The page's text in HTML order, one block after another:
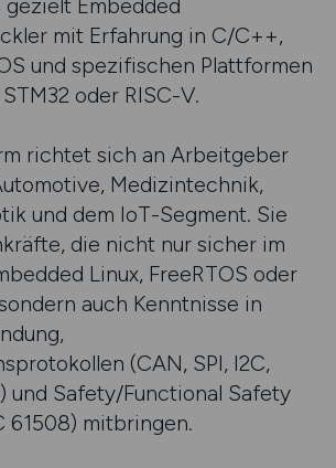
Embedded
mit Erfahrung in C/C++,
und spezifischen Plattformen
oder RISC-V.
richtet sich an Arbeitgeber
Medizintechnik,
und dem IoT-Segment. Sie
die nicht nur sicher im
Linux, FreeRTOS oder
auch Kenntnisse in
(CAN, SPI, I2C,
und Safety/Functional Safety
61508) mitbringen.